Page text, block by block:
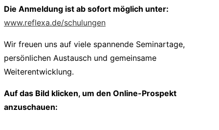
Die Anmeldung ist ab sofort möglich unter:
www.reflexa.de/schulungen
Wir freuen uns auf viele spannende Seminartage,
persönlichen Austausch und gemeinsame
Weiterentwicklung.
Auf das Bild klicken, um den Online-Prospekt
anzuschauen: